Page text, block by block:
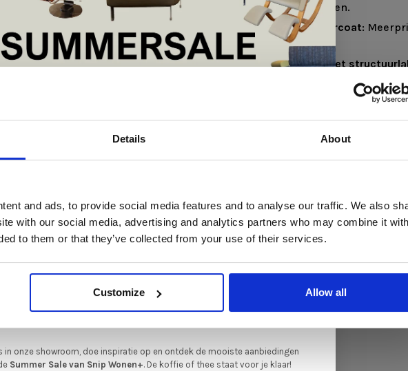
Details About
and ads, to provide social media features and to analyse our traffic. We also
with our social media, advertising and analytics partners who may combine it with
to them or that they’ve collected from your use of their services.
Customize Allow all
en comfortabele
moderne en
Vos en zijn zoon
elementen, je
9004
zitting en rug
gestikt dek
om alle
RAL kleur
hogere poten:
Mat chroom poten : Geen extra kosten.
Zwarte poten (RAL 9004), gepoedercoat:
poten.
Poten in elke gewenste RAL-kleur met
: Meerprijs van €50 per set van
De 6400 bank is te verkrijgen als een rechte bank
uitvoeringen en daarnaast is de bank verkrijgbaar
als hoekbank met een 35° hoek, als fauteuil en als
Summer Sale bij Snip Wonen+ is gestart!
showroom vind je een uitgebreide selectie designmeubelen van
Nederlandse en Europese merken. Onder andere showroommodellen
Sculptures Jeux Artisanzijn nu extra voordelig
om jouw favoriete designmeubel geheel naar wens samen te stellen,
kwaliteit, het comfort en de uitstraling die je van Snip Wonen+ mag
in onze showroom, doe inspiratie op en ontdek de mooiste aanbiedingen
Summer Sale van Snip Wonen+. De koffie of thee staat voor je klaar!